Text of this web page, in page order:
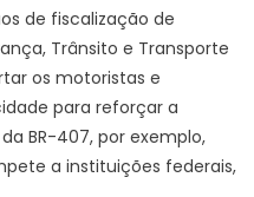
de fiscalização de
Trânsito e Transporte
os motoristas e
para reforçar a
BR-407, por exemplo,
a instituições federais,